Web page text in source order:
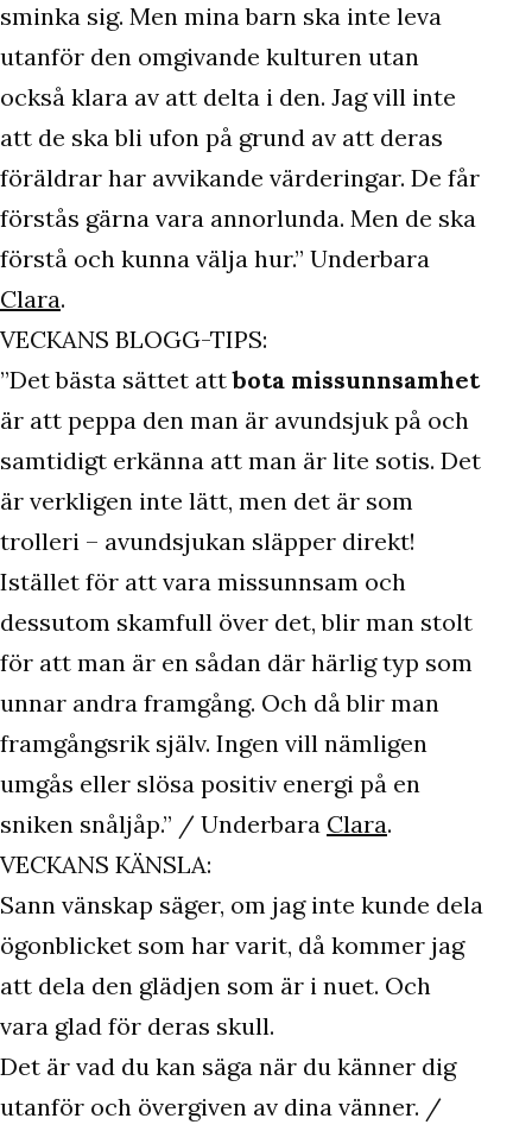
sminka sig. Men mina barn ska inte leva
utanför den omgivande kulturen utan
också klara av att delta i den. Jag vill inte
att de ska bli ufon på grund av att deras
föräldrar har avvikande värderingar. De får
förstås gärna vara annorlunda. Men de ska
förstå och kunna välja hur.” Underbara
Clara.
VECKANS BLOGG-TIPS:
”Det bästa sättet attbota missunnsamhet
är att peppa den man är avundsjuk på och
samtidigt erkänna att man är lite sotis. Det
är verkligen inte lätt, men det är som
trolleri – avundsjukan släpper direkt!
Istället för att vara missunnsam och
dessutom skamfull över det, blir man stolt
för att man är en sådan där härlig typ som
unnar andra framgång. Och då blir man
framgångsrik själv. Ingen vill nämligen
umgås eller slösa positiv energi på en
sniken snåljåp.” / Underbara Clara.
VECKANS KÄNSLA:
Sann vänskap säger, om jag inte kunde dela
ögonblicket som har varit, då kommer jag
att dela den glädjen som är i nuet. Och
vara glad för deras skull.
Det är vad du kan säga när du känner dig
utanför och övergiven av dina vänner. /